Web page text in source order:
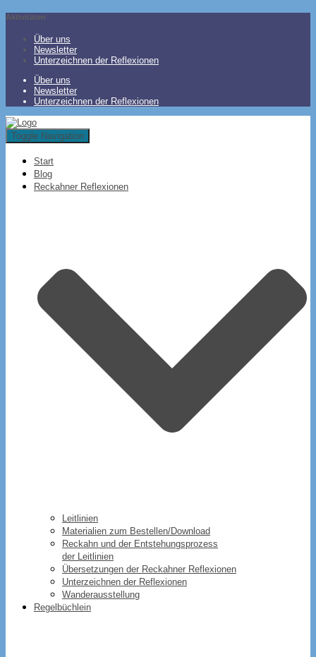
Aktivitäten
Über uns
Newsletter
Unterzeichnen der Reflexionen
Über uns
Newsletter
Unterzeichnen der Reflexionen
Toggle Navigation
Start
Blog
Reckahner Reflexionen
Leitlinien
Materialien zum Bestellen/Download
Reckahn und der Entstehungsprozess
der Leitlinien
Übersetzungen der Reckahner Reflexionen
Unterzeichnen der Reflexionen
Wanderausstellung
Regelbüchlein